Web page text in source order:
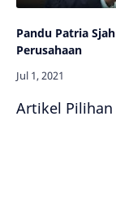
Pandu Patria
Perusahaan
Artikel Pilihan